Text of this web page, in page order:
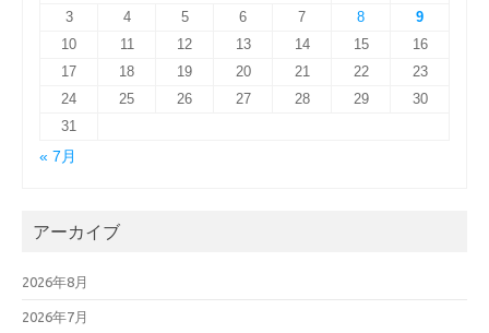
3
4 5 6 7 8
9
10
11 12 13 14 15
16
17
18 19 20 21 22
23
24
25 26 27 28 29
30
31
« 7月
アーカイブ
2026年8月
2026年7月